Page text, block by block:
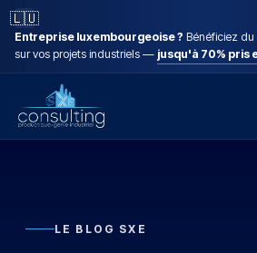
🇱🇺
Entreprise luxembourgeoise ? Bénéficiez du
sur vos projets industriels — jusqu'à 70% pris
LE BLOG SXE